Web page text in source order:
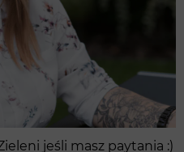
jeśli masz paytania :)